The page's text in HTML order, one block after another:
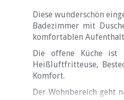
Diese wunderschön
Badezimmer mit
komfortablen
Die offene Küche ist
Heißluftfritteuse,
Komfort.
Der Wohnbereich geht